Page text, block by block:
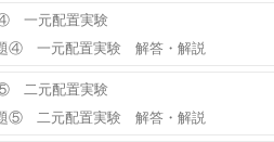
一元配置実験
④ 一元配置実験 解答・解説
二元配置実験
⑤ 二元配置実験 解答・解説